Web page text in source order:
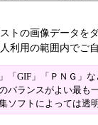
トの画像データを
利用の範囲内でご
GIF」「ＰＮＧ」な
バランスがよい最
ソフトによっては透